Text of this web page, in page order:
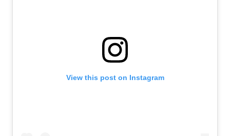
View this post on Instagram